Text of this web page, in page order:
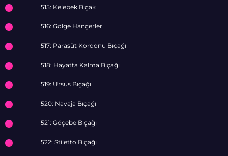
515: Kelebek Bıçak
516: Gölge Hançerler
517: Paraşüt Kordonu Bıçağı
518: Hayatta Kalma Bıçağı
519: Ursus Bıçağı
520: Navaja Bıçağı
521: Göçebe Bıçağı
522: Stiletto Bıçağı